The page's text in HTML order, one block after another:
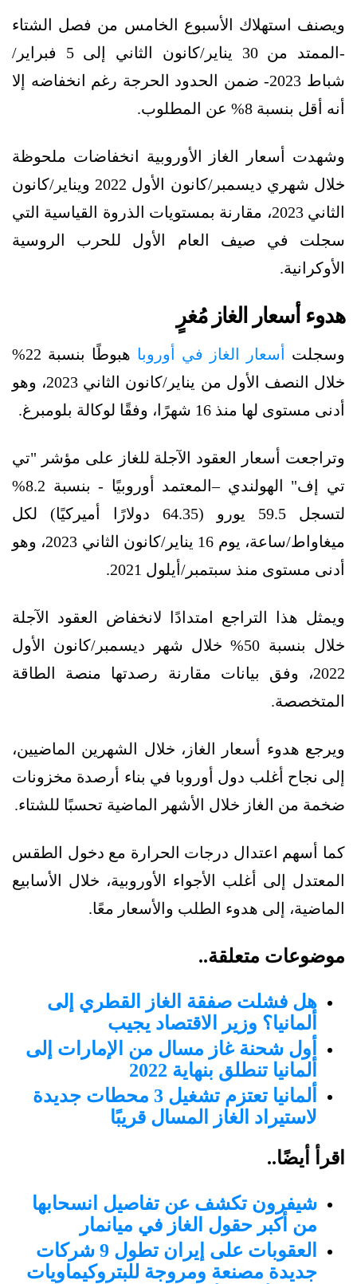
ويصنف استهلاك الأسبوع الخامس من فصل الشتاء
-الممتد من 30 يناير/كانون الثاني إلى 5 فبراير/
شباط 2023- ضمن الحدود الحرجة رغم انخفاضه إلا
أنه أقل بنسبة 8% عن المطلوب.
وشهدت أسعار الغاز الأوروبية انخفاضات ملحوظة
خلال شهري ديسمبر/كانون الأول 2022 ويناير/كانون
الثاني 2023، مقارنة بمستويات الذروة القياسية التي
سجلت في صيف العام الأول للحرب الروسية
الأوكرانية.
هدوء أسعار الغاز مُغرٍ
وسجلت أسعار الغاز في أوروبا
هبوطًا بنسبة 22%
خلال النصف الأول من يناير/كانون الثاني 2023، وهو
أدنى مستوى لها منذ 16 شهرًا، وفقًا لوكالة بلومبرغ.
وتراجعت أسعار العقود الآجلة للغاز على مؤشر "تي
تي إف" الهولندي –المعتمد أوروبيًا - بنسبة 8.2%
لتسجل 59.5 يورو (64.35 دولارًا أميركيًا) لكل
ميغاواط/ساعة، يوم 16 يناير/كانون الثاني 2023، وهو
أدنى مستوى منذ سبتمبر/أيلول 2021.
ويمثل هذا التراجع امتدادًا لانخفاض العقود الآجلة
خلال بنسبة 50% خلال شهر ديسمبر/كانون الأول
2022، وفق بيانات مقارنة رصدتها منصة الطاقة
المتخصصة.
ويرجع هدوء أسعار الغاز، خلال الشهرين الماضيين،
إلى نجاح أغلب دول أوروبا في بناء أرصدة مخزونات
ضخمة من الغاز خلال الأشهر الماضية تحسبًا للشتاء.
كما أسهم اعتدال درجات الحرارة مع دخول الطقس
المعتدل إلى أغلب الأجواء الأوروبية، خلال الأسابيع
الماضية، إلى هدوء الطلب والأسعار معًا.
موضوعات متعلقة..
هل فشلت صفقة الغاز القطري إلى
ألمانيا؟ وزير الاقتصاد يجيب
أول شحنة غاز مسال من الإمارات إلى
ألمانيا تنطلق بنهاية 2022
ألمانيا تعتزم تشغيل 3 محطات جديدة
لاستيراد الغاز المسال قريبًا
اقرأ أيضًا..
شيفرون تكشف عن تفاصيل انسحابها
من أكبر حقول الغاز في ميانمار
العقوبات على إيران تطول 9 شركات
جديدة مصنعة ومروجة للبتروكيماويات